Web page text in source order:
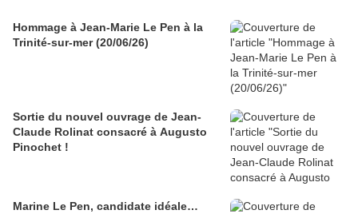
Hommage à Jean-Marie Le Pen à la
Trinité-sur-mer (20/06/26)
Sortie du nouvel ouvrage de Jean-
Claude Rolinat consacré à Augusto
Pinochet !
Marine Le Pen, candidate idéale…